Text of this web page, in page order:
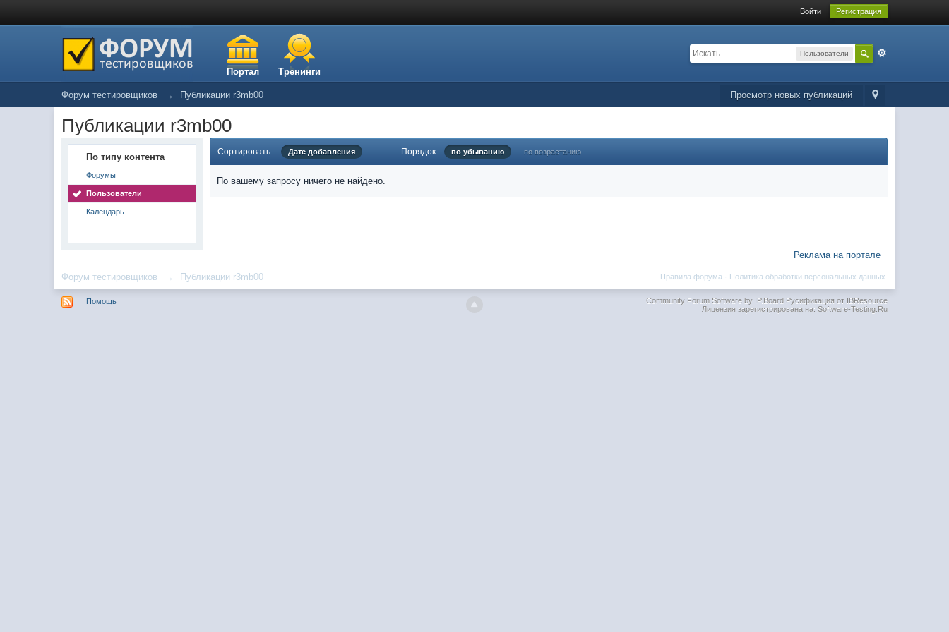
Войти Регистрация
Портал Тренинги
Пользователи
Просмотр новых публикаций
Форум тестировщиков → Публикации r3mb00
Публикации r3mb00
По типу контента
Форумы
Пользователи
Календарь
Сортировать Дате добавления Порядок по убыванию по возрастанию
По вашему запросу ничего не найдено.
Реклама на портале
Форум тестировщиков → Публикации r3mb00 Политика обработки персональных данных
Правила форума ·
Помощь Community Forum Software by IP.BoardРусификация от IBResource
Лицензия зарегистрирована на: Software-Testing.Ru